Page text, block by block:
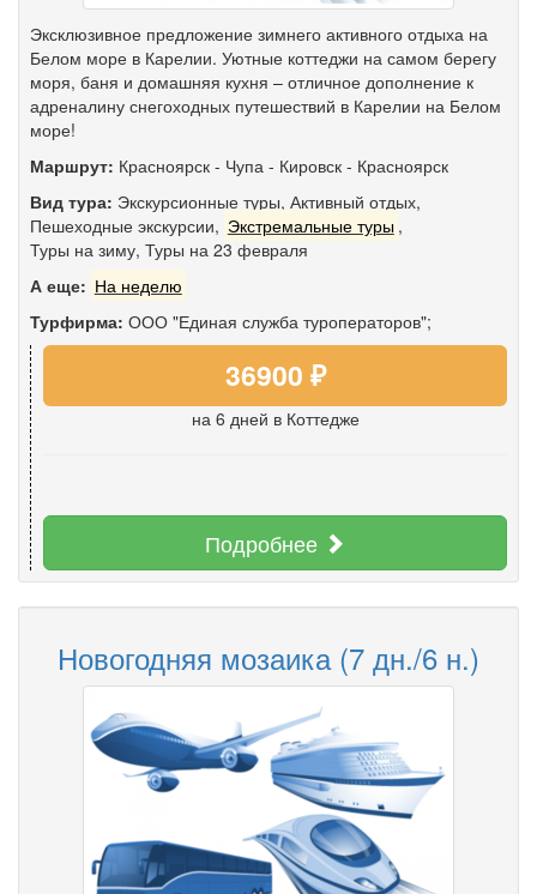
Эксклюзивное предложение зимнего активного отдыха на
Белом море в Карелии. Уютные коттеджи на самом берегу
моря, баня и домашняя кухня – отличное дополнение к
адреналину снегоходных путешествий в Карелии на Белом
море!
Маршрут: Красноярск - Чупа - Кировск - Красноярск
Вид тура: Экскурсионные туры, Активный отдых,
Пешеходные экскурсии, Экстремальные туры ,
Туры на зиму, Туры на 23 февраля
А еще: На неделю
Турфирма: ООО "Единая служба туроператоров";
36900 ₽
на 6 дней в Коттедже
Подробнее
Новогодняя мозаика (7 дн./6 н.)